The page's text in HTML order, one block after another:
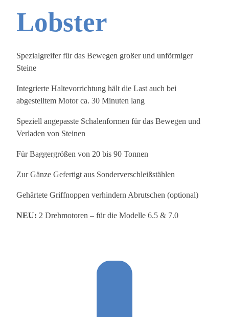
Lobster
Spezialgreifer für das Bewegen großer und unförmiger
Steine
Integrierte Haltevorrichtung hält die Last auch bei
abgestelltem Motor ca. 30 Minuten lang
Speziell angepasste Schalenformen für das Bewegen und
Verladen von Steinen
Für Baggergrößen von 20 bis 90 Tonnen
Zur Gänze Gefertigt aus Sonderverschleißstählen
Gehärtete Griffnoppen verhindern Abrutschen (optional)
NEU: 2 Drehmotoren – für die Modelle 6.5 & 7.0